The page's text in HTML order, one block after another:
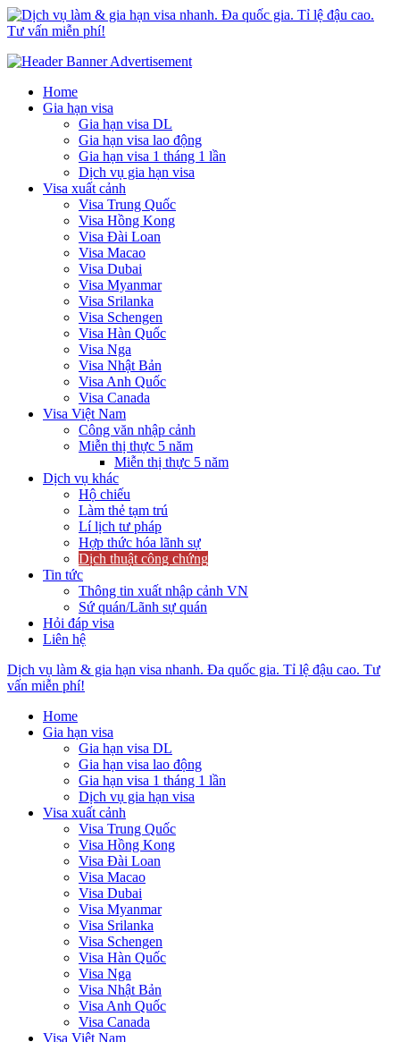
Dịch vụ làm & gia hạn visa nhanh. Đa quốc gia. Tỉ lệ đậu cao. Tư
Home
Gia hạn visa
Gia hạn visa DL
Gia hạn visa lao động
Gia hạn visa 1 tháng 1 lần
Dịch vụ gia hạn visa
Visa xuất cảnh
Visa Trung Quốc
Visa Hồng Kong
Visa Đài Loan
Visa Macao
Visa Dubai
Visa Myanmar
Visa Srilanka
Visa Schengen
Visa Hàn Quốc
Visa Nga
Visa Nhật Bản
Visa Anh Quốc
Visa Canada
Visa Việt Nam
Công văn nhập cảnh
Miễn thị thực 5 năm
Miễn thị thực 5 năm
Dịch vụ khác
Hộ chiếu
Làm thẻ tạm trú
Lí lịch tư pháp
Hợp thức hóa lãnh sự
Dịch thuật công chứng
Tin tức
Thông tin xuất nhập cảnh VN
Sứ quán/Lãnh sự quán
Hỏi đáp visa
Liên hệ
Dịch vụ làm & gia hạn visa nhanh. Đa quốc gia. Tỉ lệ đậu cao. Tư
vấn miễn phí!
Home
Gia hạn visa
Gia hạn visa DL
Gia hạn visa lao động
Gia hạn visa 1 tháng 1 lần
Dịch vụ gia hạn visa
Visa xuất cảnh
Visa Trung Quốc
Visa Hồng Kong
Visa Đài Loan
Visa Macao
Visa Dubai
Visa Myanmar
Visa Srilanka
Visa Schengen
Visa Hàn Quốc
Visa Nga
Visa Nhật Bản
Visa Anh Quốc
Visa Canada
Visa Việt Nam